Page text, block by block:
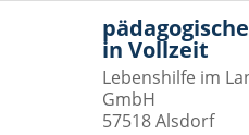
in Vollzeit
Lebenshilfe im
GmbH
57518 Alsdorf